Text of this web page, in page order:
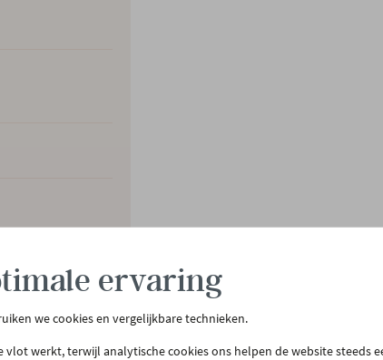
ervaring
we cookies en vergelijkbare technieken.
werkt, terwijl analytische cookies ons helpen de website steeds